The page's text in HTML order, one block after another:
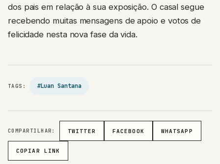
dos pais em relação à sua exposição. O casal segue
recebendo muitas mensagens de apoio e votos de
felicidade nesta nova fase da vida.
TAGS: #Luan Santana
COMPARTILHAR: TWITTER FACEBOOK WHATSAPP
COPIAR LINK